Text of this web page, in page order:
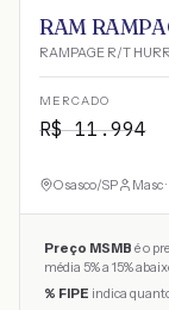
RAM
RAMPAGE R/T
MERCADO
R$11.994
Osasco/SP Masc
Preço MSMB é o
média 5% a 15%
% FIPE indica